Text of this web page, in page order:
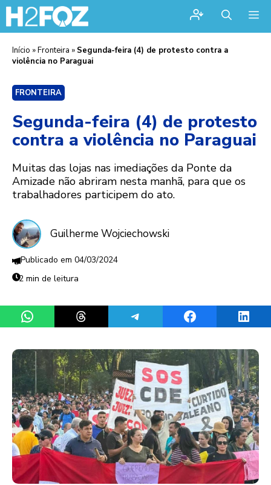
Início »Fronteira » Segunda-feira (4) de protesto contra a
violência no Paraguai
FRONTEIRA
Segunda-feira (4) de protesto
contra a violência no Paraguai
Muitas das lojas nas imediações da Ponte da
Amizade não abriram nesta manhã, para que os
trabalhadores participem do ato.
Guilherme Wojciechowski
04/03/2024
2 min de leitura
Share on WhatsAppShare on ThreadsShare on TelegramShare on Facebook